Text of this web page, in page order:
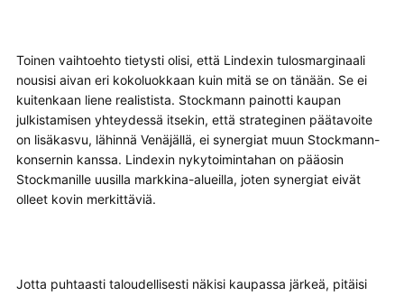
Toinen vaihtoehto tietysti olisi, että Lindexin tulosmarginaali
nousisi aivan eri kokoluokkaan kuin mitä se on tänään. Se ei
kuitenkaan liene realistista. Stockmann painotti kaupan
julkistamisen yhteydessä itsekin, että strateginen päätavoite
on lisäkasvu, lähinnä Venäjällä, ei synergiat muun Stockmann-
konsernin kanssa. Lindexin nykytoimintahan on pääosin
Stockmanille uusilla markkina-alueilla, joten synergiat eivät
olleet kovin merkittäviä.
Jotta puhtaasti taloudellisesti näkisi kaupassa järkeä, pitäisi